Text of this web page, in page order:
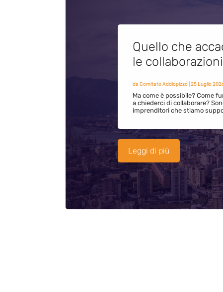
Quello che
le
da Comitato Addiopizzo| 25 Luglio
Ma come è possibile? Come
a chiederci di collaborare?
imprenditori che stiamo
Leggi di più